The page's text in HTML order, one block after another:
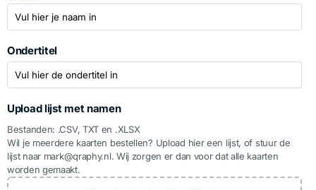
Ondertitel
Upload lijst met namen
Bestanden: .CSV, TXT en .XLSX
Wil je meerdere kaarten bestellen? Upload hier een lijst, of stuur de
lijst naar mark@qraphy.nl. Wij zorgen er dan voor dat alle kaarten
worden gemaakt.